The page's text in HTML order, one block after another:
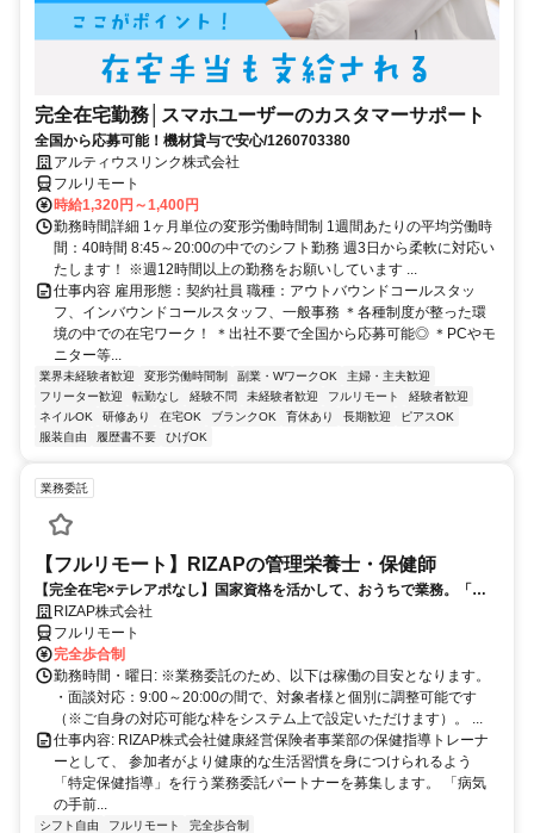
完全在宅勤務│スマホユーザーのカスタマーサポート
全国から応募可能！機材貸与で安心/1260703380
アルティウスリンク株式会社
フルリモート
時給1,320円～1,400円
勤務時間詳細 1ヶ月単位の変形労働時間制 1週間あたりの平均労働時
間：40時間 8:45～20:00の中でのシフト勤務 週3日から柔軟に対応い
たします！ ※週12時間以上の勤務をお願いしています ...
仕事内容 雇用形態：契約社員 職種：アウトバウンドコールスタッ
フ、インバウンドコールスタッフ、一般事務 ＊各種制度が整った環
境の中での在宅ワーク！ ＊出社不要で全国から応募可能◎ ＊PCやモ
ニター等...
業界未経験者歓迎 変形労働時間制 副業・WワークOK
主婦・主夫歓迎
フリーター歓迎
転勤なし 経験不問 未経験者歓迎 フルリモート
経験者歓迎
ネイルOK
研修あり 在宅OK ブランクOK 育休あり 長期歓迎
ピアスOK
服装自由
履歴書不要 ひげOK
業務委託
【フルリモート】RIZAPの管理栄養士・保健師
【完全在宅×テレアポなし】国家資格を活かして、おうちで業務。「も
う一つの安心」を。主婦・Wワーカー活躍中！「平日の日中だけ」「夕
方以降の数時間だけ」など、生活リズムに合わせた時間調整が可能で
す。1件ごとの成果報酬型だから、頑張った分だけ手応えのある収入
に。充実のサポート体制で、安心の在宅ワークを始めませんか？
RIZAP株式会社
フルリモート
完全歩合制
勤務時間・曜日: ※業務委託のため、以下は稼働の目安となります。
・面談対応：9:00～20:00の間で、対象者様と個別に調整可能です
（※ご自身の対応可能な枠をシステム上で設定いただけます）。 ...
仕事内容: RIZAP株式会社健康経営保険者事業部の保健指導トレーナ
ーとして、 参加者がより健康的な生活習慣を身につけられるよう
「特定保健指導」を行う業務委託パートナーを募集します。 「病気
の手前...
シフト自由 フルリモート 完全歩合制